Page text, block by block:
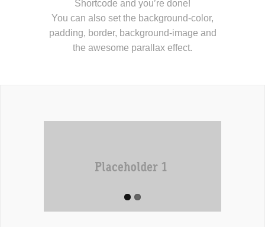
Shortcode and you’re done!
You can also set the background-color,
padding, border, background-image and
the awesome parallax effect.